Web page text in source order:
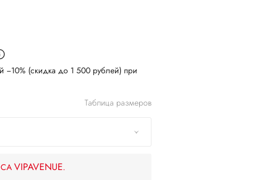
−10% (скидка до 1 500 рублей) при
Таблица размеров
VIPAVENUE.